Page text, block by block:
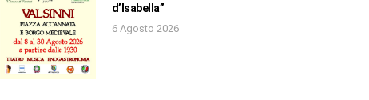
d’Isabella”
6 Agosto 2026